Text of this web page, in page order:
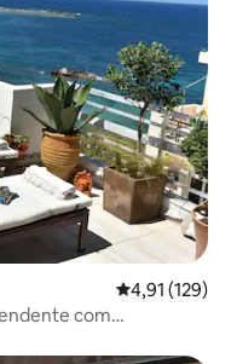
4,91 de uma
4,91 (129)
com